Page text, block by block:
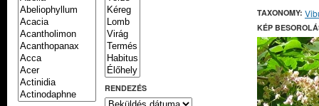
TAXONOMY:
KÉP
RENDEZÉS